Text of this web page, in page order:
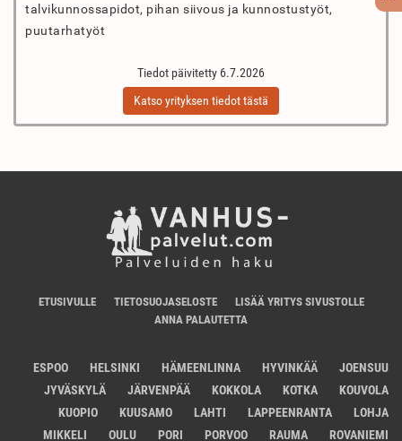
talvikunnossapidot, pihan siivous ja kunnostustyöt,
puutarhatyöt
Tiedot päivitetty 6.7.2026
Katso yrityksen tiedot tästä
ETUSIVULLE TIETOSUOJASELOSTE
LISÄÄ YRITYS SIVUSTOLLE
ANNA PALAUTETTA
ESPOO HELSINKI HÄMEENLINNA HYVINKÄÄ
JOENSUU
JYVÄSKYLÄ
JÄRVENPÄÄ KOKKOLA KOTKA
KOUVOLA
KUOPIO
KUUSAMO LAHTI LAPPEENRANTA
LOHJA
MIKKELI
OULU PORI PORVOO RAUMA ROVANIEMI